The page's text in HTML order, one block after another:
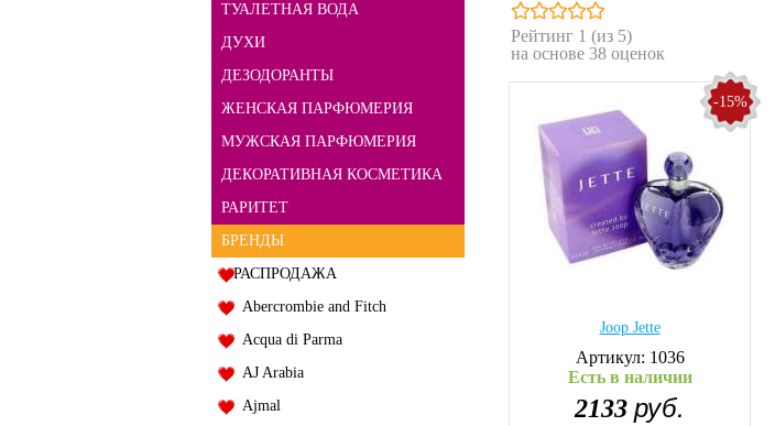
ТУАЛЕТНАЯ ВОДА
ДУХИ
ДЕЗОДОРАНТЫ
ЖЕНСКАЯ ПАРФЮМЕРИЯ
МУЖСКАЯ ПАРФЮМЕРИЯ
ДЕКОРАТИВНАЯ КОСМЕТИКА
РАРИТЕТ
БРЕНДЫ
РАСПРОДАЖА
Abercrombie and Fitch
Acqua di Parma
AJ Arabia
Ajmal
Рейтинг 1 (из 5)
на основе 38 оценок
-15%
Joop Jette
Артикул: 1036
Есть в наличии
2133 руб.